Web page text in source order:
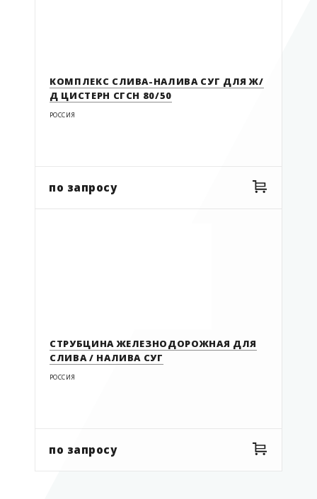
КОМПЛЕКС СЛИВА-НАЛИВА СУГ ДЛЯ Ж/
Д ЦИСТЕРН СГСН 80/50
РОССИЯ
по запросу
СТРУБЦИНА ЖЕЛЕЗНОДОРОЖНАЯ ДЛЯ
СЛИВА / НАЛИВА СУГ
РОССИЯ
по запросу